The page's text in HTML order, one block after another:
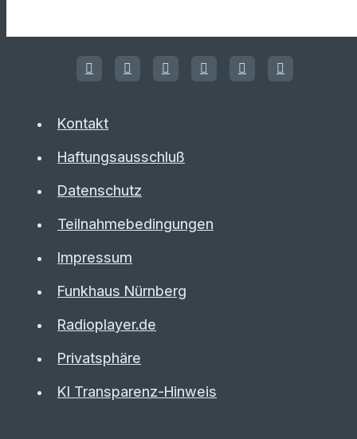
Kontakt
Haftungsausschluß
Datenschutz
Teilnahmebedingungen
Impressum
Funkhaus Nürnberg
Radioplayer.de
Privatsphäre
KI Transparenz-Hinweis